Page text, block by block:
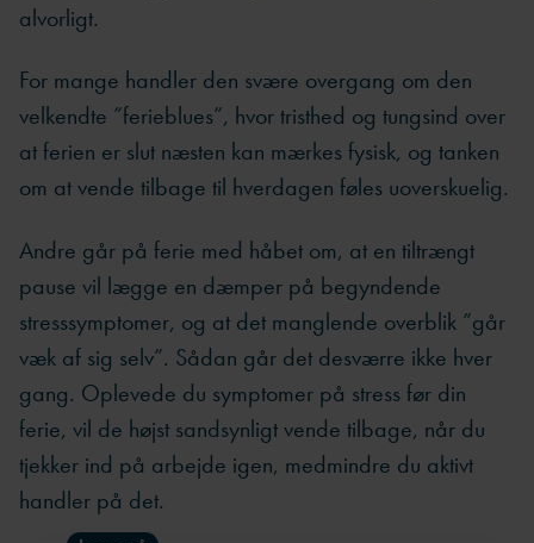
alvorligt.
For mange handler den svære overgang om den
velkendte ”ferieblues”, hvor tristhed og tungsind over
at ferien er slut næsten kan mærkes fysisk, og tanken
om at vende tilbage til hverdagen føles uoverskuelig.
Andre går på ferie med håbet om, at en tiltrængt
pause vil lægge en dæmper på begyndende
stresssymptomer, og at det manglende overblik ”går
væk af sig selv”. Sådan går det desværre ikke hver
gang. Oplevede du symptomer på stress før din
ferie, vil de højst sandsynligt vende tilbage, når du
tjekker ind på arbejde igen, medmindre du aktivt
handler på det.